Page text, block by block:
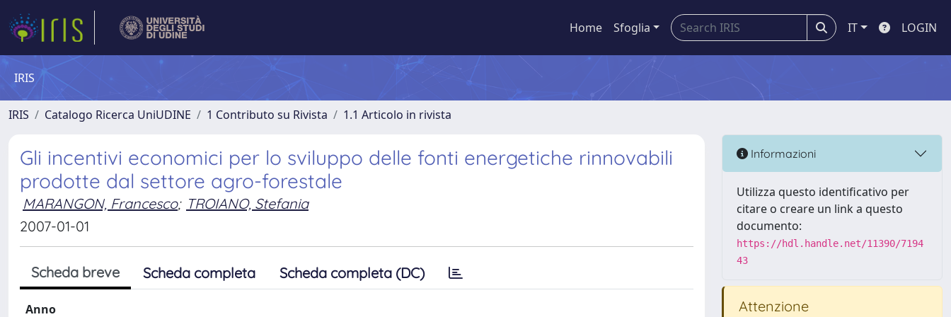
Home Sfoglia IT LOGIN
IRIS
IRIS Catalogo Ricerca UniUDINE 1 Contributo su Rivista 1.1 Articolo in rivista
Gli incentivi economici per lo sviluppo delle fonti energetiche rinnovabili
prodotte dal settore agro-forestale
MARANGON, Francesco; TROIANO, Stefania
2007-01-01
Scheda breve Scheda completa Scheda completa (DC)
Anno
Informazioni
Utilizza questo identificativo per
citare o creare un link a questo
documento:
https://hdl.handle.net/11390/7194
43
Attenzione